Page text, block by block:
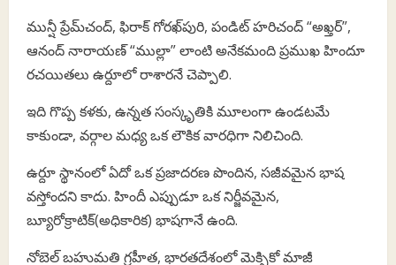
మున్షీ ప్రేమ్‌చంద్, ఫిరాక్ గోరఖ్‌పురి, పండిట్ హరిచంద్ “అఖ్తర్”,
ఆనంద్ నారాయణ్ “ముల్లా” లాంటి అనేకమంది ప్రముఖ హిందూ
రచయితలు ఉర్దూలో రాశారనే చెప్పాలి.
ఇది గొప్ప కళకు, ఉన్నత సంస్కృతికి మూలంగా ఉండటమే
కాకుండా, వర్గాల మధ్య ఒక లౌకిక వారధిగా నిలిచింది.
ఉర్దూ స్థానంలో ఏదో ఒక ప్రజాదరణ పొందిన, సజీవమైన భాష
వస్తోందని కాదు. హిందీ ఎప్పుడూ ఒక నిర్జీవమైన,
బ్యూరోక్రాటిక్(అధికారిక) భాషగానే ఉంది.
నోబెల్ బహుమతి గ్రహీత, భారతదేశంలో మెక్సికో మాజీ